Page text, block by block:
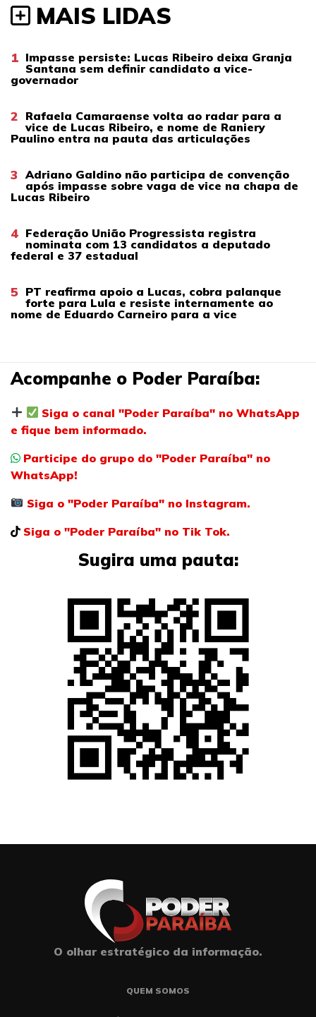
MAIS LIDAS
1 Impasse persiste: Lucas Ribeiro deixa Granja
Santana sem definir candidato a vice-
governador
2 Rafaela Camaraense volta ao radar para a
vice de Lucas Ribeiro, e nome de Raniery
Paulino entra na pauta das articulações
3 Adriano Galdino não participa de convenção
após impasse sobre vaga de vice na chapa de
Lucas Ribeiro
4 Federação União Progressista registra
nominata com 13 candidatos a deputado
federal e 37 estadual
5 PT reafirma apoio a Lucas, cobra palanque
forte para Lula e resiste internamente ao
nome de Eduardo Carneiro para a vice
Acompanhe o Poder Paraíba:
Siga o canal "Poder Paraíba" no WhatsApp
e fique bem informado.
Participe do grupo do "Poder Paraíba" no
WhatsApp!
Siga o "Poder Paraíba" no Instagram.
Siga o "Poder Paraíba" no Tik Tok.
Sugira uma pauta:
O olhar estratégico da informação.
QUEM SOMOS